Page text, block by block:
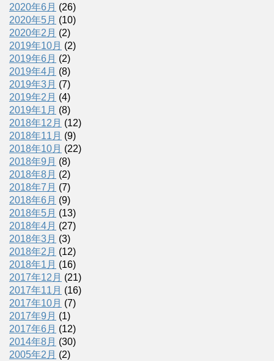
2020年6月 (26)
2020年5月 (10)
2020年2月 (2)
2019年10月 (2)
2019年6月 (2)
2019年4月 (8)
2019年3月 (7)
2019年2月 (4)
2019年1月 (8)
2018年12月 (12)
2018年11月 (9)
2018年10月 (22)
2018年9月 (8)
2018年8月 (2)
2018年7月 (7)
2018年6月 (9)
2018年5月 (13)
2018年4月 (27)
2018年3月 (3)
2018年2月 (12)
2018年1月 (16)
2017年12月 (21)
2017年11月 (16)
2017年10月 (7)
2017年9月 (1)
2017年6月 (12)
2014年8月 (30)
2005年2月 (2)